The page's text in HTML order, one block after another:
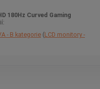
180Hz Curved Gaming
- B kategorie LCD monitory -